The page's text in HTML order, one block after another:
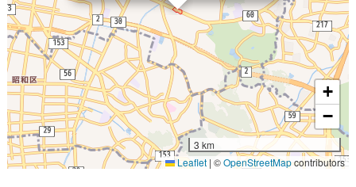
+
−
3 km
Leaflet | ©OpenStreetMapcontributors